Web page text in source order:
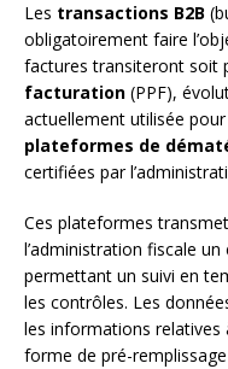
Les transactions B2B
obligatoirement faire
factures transiteront soit
facturation (PPF),
actuellement utilisée
plateformes de
certifiées par
Ces plateformes
l’administration fiscale
permettant un suivi en
les contrôles. Les
les informations relatives
forme de pré-